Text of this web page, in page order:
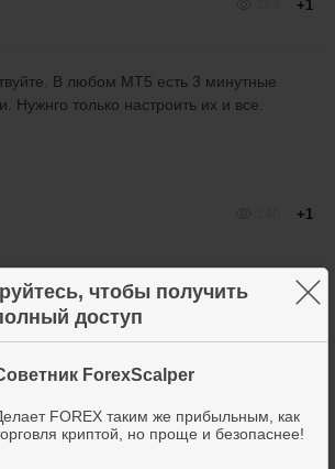
чтобы получить
доступ
ForexScalper
FOREX таким же прибыльным, как
криптой, но проще и безопаснее!
×
+1
В любом МТ5 есть 3 минутные
Нужнго только настроить их и все.
+1
В любом МТ5 есть 3 минутные